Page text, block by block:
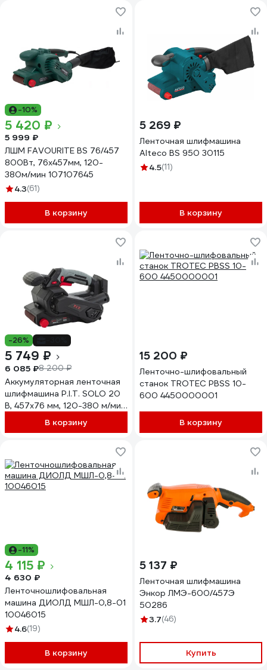
-10%
5 420 ₽
5 999 ₽
ЛШМ FAVOURITE BS 76/457
800Вт, 76х457мм, 120-
380м/мин 107107645
4.3(61)
В корзину
5 269 ₽
Ленточная шлифмашина
Alteco BS 950 30115
4.5(11)
В корзину
-26%
5 749 ₽
6 085 ₽8 200 ₽
Аккумуляторная ленточная
шлифмашина P.I.T. SOLO 20
В, 457x76 мм, 120-380 м/мин
PBS20H-75BВ корзину
15 200 ₽
Ленточно-шлифовальный
станок TROTEC PBSS 10-
600 4450000001
В корзину
-11%
4 115 ₽
4 630 ₽
Ленточношлифовальная
машина ДИОЛД МШЛ-0,8-01
10046015
4.6(19)
В корзину
5 137 ₽
Ленточная шлифмашина
Энкор ЛМЭ-600/457Э
50286
3.7(46)
Купить